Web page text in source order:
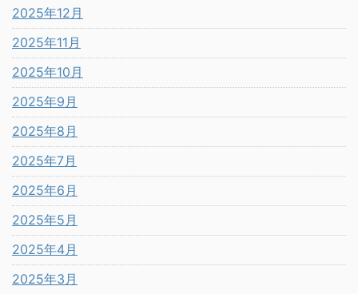
2025年12月
2025年11月
2025年10月
2025年9月
2025年8月
2025年7月
2025年6月
2025年5月
2025年4月
2025年3月